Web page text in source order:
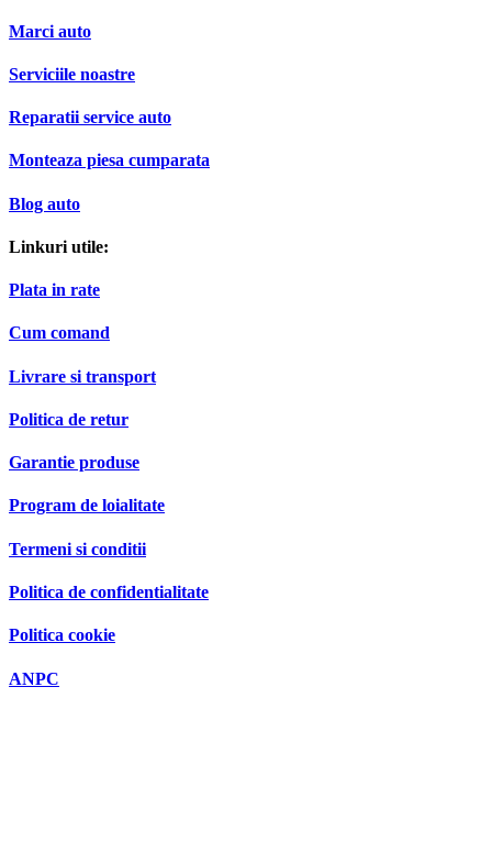
Marci auto
Serviciile noastre
Reparatii service auto
Monteaza piesa cumparata
Blog auto
Linkuri utile:
Plata in rate
Cum comand
Livrare si transport
Politica de retur
Garantie produse
Program de loialitate
Termeni si conditii
Politica de confidentialitate
Politica cookie
ANPC